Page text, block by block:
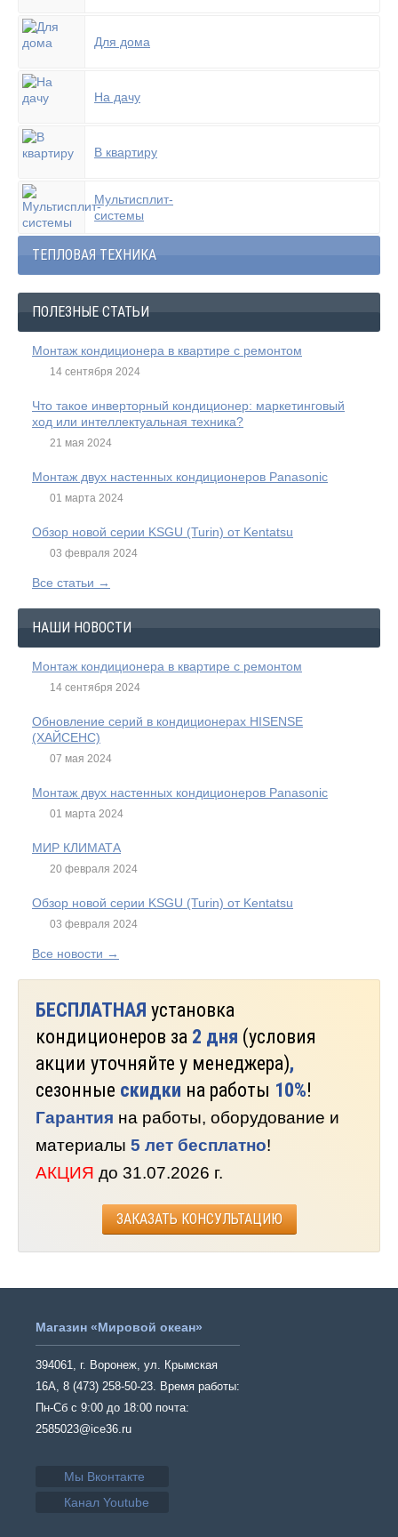
Для дома
На дачу
В квартиру
Мультисплит-
системы
ТЕПЛОВАЯ ТЕХНИКА
ПОЛЕЗНЫЕ СТАТЬИ
Монтаж кондиционера в квартире с ремонтом
14 сентября 2024
Что такое инверторный кондиционер: маркетинговый
ход или интеллектуальная техника?
21 мая 2024
Монтаж двух настенных кондиционеров Panasonic
01 марта 2024
Обзор новой серии KSGU (Turin) от Kentatsu
03 февраля 2024
Все статьи →
НАШИ НОВОСТИ
Монтаж кондиционера в квартире с ремонтом
14 сентября 2024
Обновление серий в кондиционерах HISENSE
(ХАЙСЕНС)
07 мая 2024
Монтаж двух настенных кондиционеров Panasonic
01 марта 2024
МИР КЛИМАТА
20 февраля 2024
Обзор новой серии KSGU (Turin) от Kentatsu
03 февраля 2024
Все новости →
БЕСПЛАТНАЯ установка
кондиционеров за 2 дня (условия
акции уточняйте у менеджера),
сезонные скидки на работы 10%!
Гарантия на работы, оборудование и
материалы 5 лет бесплатно!
АКЦИЯ до 31.07.2026 г.
ЗАКАЗАТЬ КОНСУЛЬТАЦИЮ
Магазин «Мировой океан»
394061, г. Воронеж, ул. Крымская
16А, 8 (473) 258-50-23. Время работы:
Пн-Сб с 9:00 до 18:00 почта:
2585023@ice36.ru
Мы Вконтакте
Канал Youtube